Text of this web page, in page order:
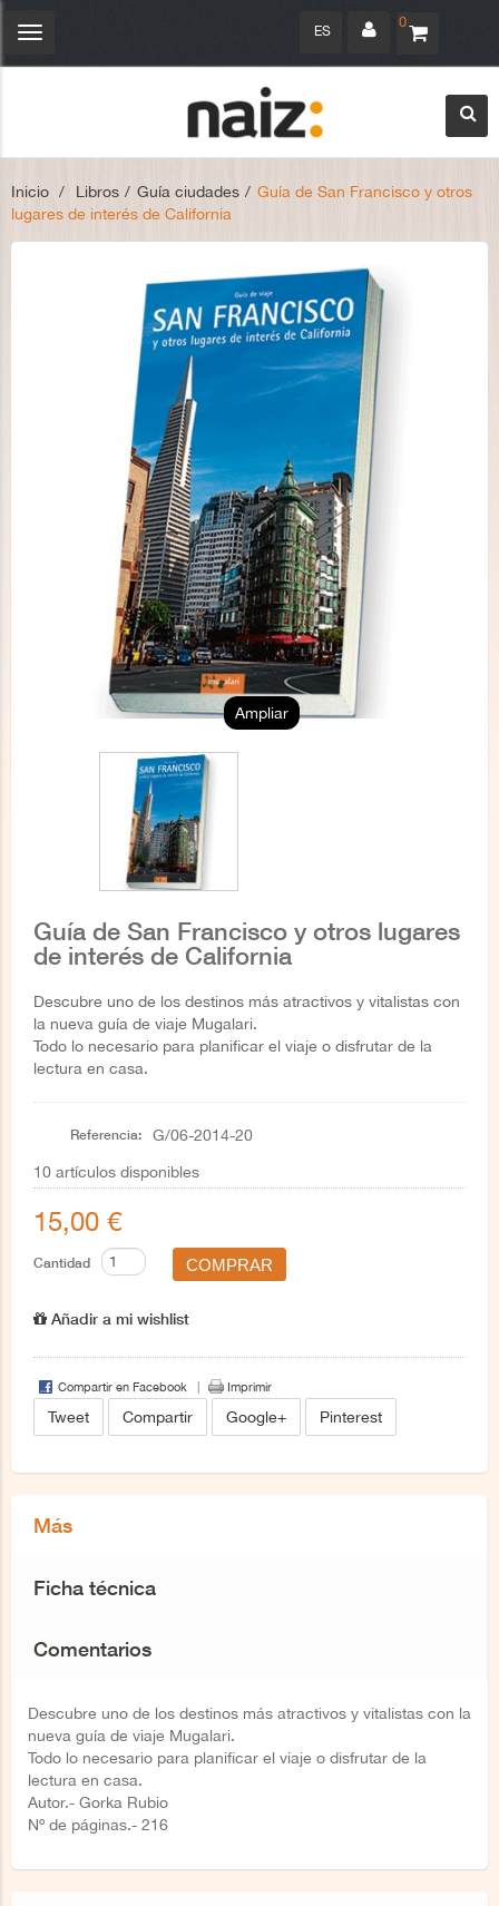
0
ES
Navegación
Inicio > Libros > Guía ciudades > Guía de San Francisco y otros
lugares de interés de California
Ampliar
Guía de San Francisco y otros lugares
de interés de California
Descubre uno de los destinos más atractivos y vitalistas con
la nueva guía de viaje Mugalari.
Todo lo necesario para planificar el viaje o disfrutar de la
lectura en casa.
Referencia: G/06-2014-20
10 artículos disponibles
15,00 €
Cantidad
Añadir a mi wishlist
Compartir en Facebook Imprimir
Tweet Compartir Google+ Pinterest
Más
Ficha técnica
Comentarios
Descubre uno de los destinos más atractivos y vitalistas con la
nueva guía de viaje Mugalari.
Todo lo necesario para planificar el viaje o disfrutar de la
lectura en casa.
Autor.- Gorka Rubio
Nº de páginas.- 216